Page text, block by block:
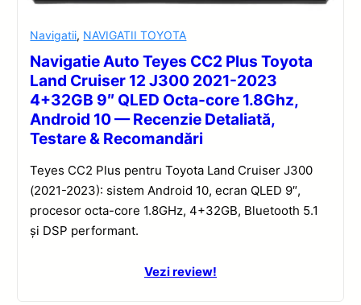
Navigatii, NAVIGATII TOYOTA
Navigatie Auto Teyes CC2 Plus Toyota
Land Cruiser 12 J300 2021-2023
4+32GB 9″ QLED Octa-core 1.8Ghz,
Android 10 — Recenzie Detaliată,
Testare & Recomandări
Teyes CC2 Plus pentru Toyota Land Cruiser J300
(2021-2023): sistem Android 10, ecran QLED 9″,
procesor octa-core 1.8GHz, 4+32GB, Bluetooth 5.1
și DSP performant.
Vezi review!